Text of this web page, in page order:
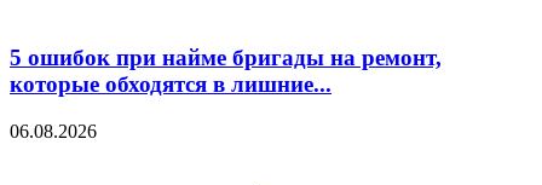
5 ошибок при найме бригады на ремонт,
которые обходятся в лишние...
06.08.2026